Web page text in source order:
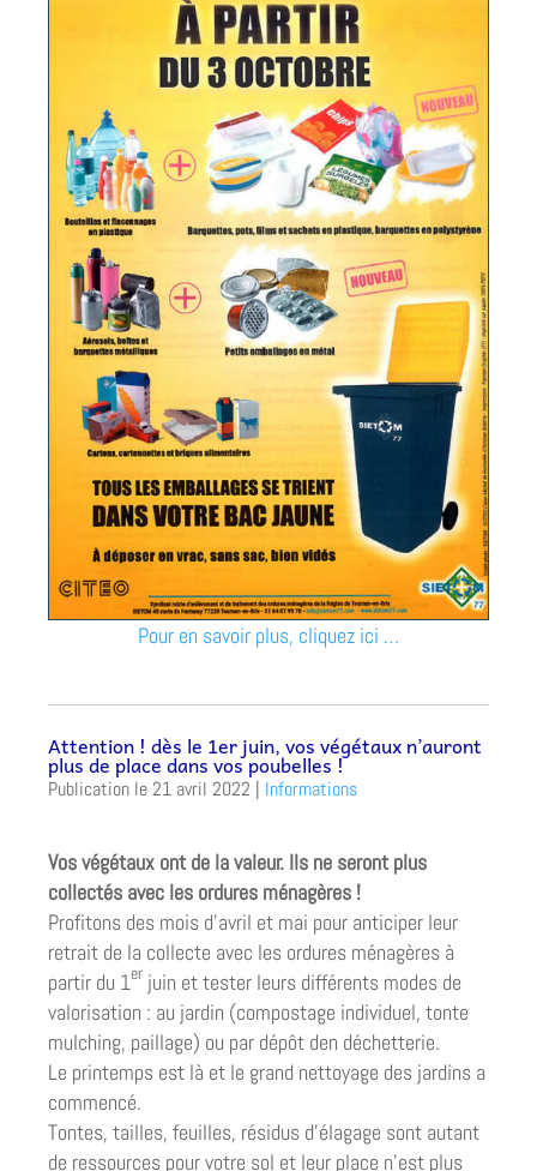
Pour en savoir plus, cliquez ici …
Attention ! dès le 1er juin, vos végétaux n’auront
plus de place dans vos poubelles !
21 avril 2022 | Informations
Vos végétaux ont de la valeur. Ils ne seront plus
collectés avec les ordures ménagères !
Profitons des mois d’avril et mai pour anticiper leur
retrait de la collecte avec les ordures ménagères à
partir du 1er juin et tester leurs différents modes de
valorisation : au jardin (compostage individuel, tonte
mulching, paillage) ou par dépôt den déchetterie.
Le printemps est là et le grand nettoyage des jardins a
commencé.
Tontes, tailles, feuilles, résidus d’élagage sont autant
de ressources pour votre sol et leur place n’est plus